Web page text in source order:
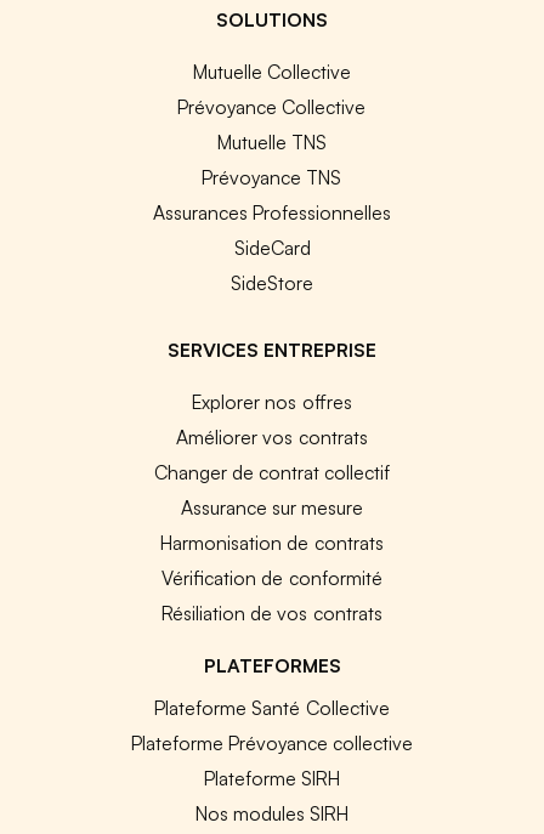
SOLUTIONS
Mutuelle Collective
Prévoyance Collective
Mutuelle TNS
Prévoyance TNS
Assurances Professionnelles
SideCard
SideStore
SERVICES ENTREPRISE
Explorer nos offres
Améliorer vos contrats
Changer de contrat collectif
Assurance sur mesure
Harmonisation de contrats
Vérification de conformité
Résiliation de vos contrats
PLATEFORMES
Plateforme Santé Collective
Plateforme Prévoyance collective
Plateforme SIRH
Nos modules SIRH